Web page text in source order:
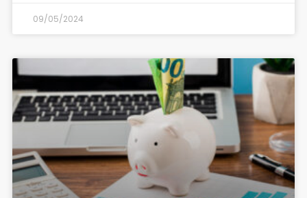
09/05/2024